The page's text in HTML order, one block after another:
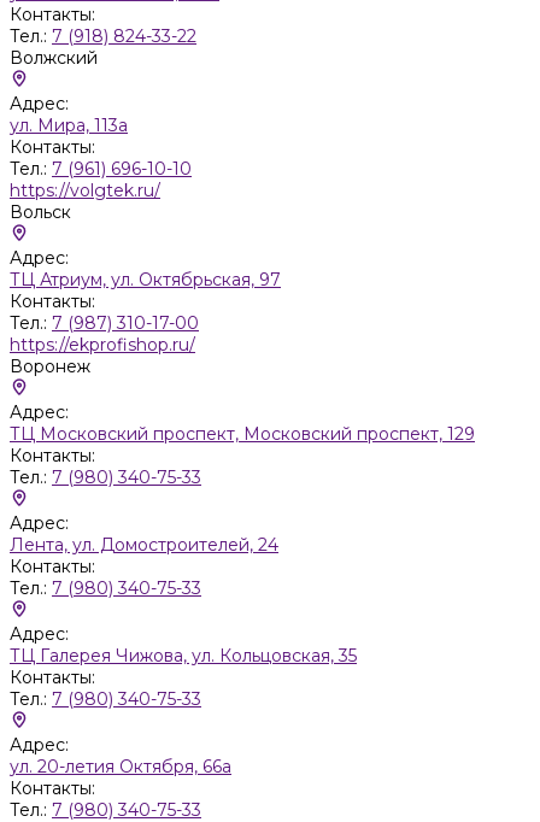
Контакты:
Тел.: 7 (918) 824-33-22
Волжский
Адрес:
ул. Мира, 113а
Контакты:
Тел.: 7 (961) 696-10-10
https://volgtek.ru/
Вольск
Адрес:
ТЦ Атриум, ул. Октябрьская, 97
Контакты:
Тел.: 7 (987) 310-17-00
https://ekprofishop.ru/
Воронеж
Адрес:
ТЦ Московский проспект, Московский проспект, 129
Контакты:
Тел.: 7 (980) 340-75-33
Адрес:
Лента, ул. Домостроителей, 24
Контакты:
Тел.: 7 (980) 340-75-33
Адрес:
ТЦ Галерея Чижова, ул. Кольцовская, 35
Контакты:
Тел.: 7 (980) 340-75-33
Адрес:
ул. 20-летия Октября, 66а
Контакты:
Тел.: 7 (980) 340-75-33